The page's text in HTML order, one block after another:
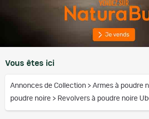
Vous êtes ici
Annonces de Collection > Armes à poudre
poudre noire > Revolvers à poudre noire